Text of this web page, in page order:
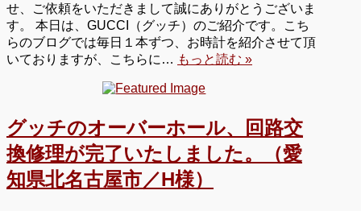
せ、ご依頼をいただきまして誠にありがとうございま
す。 本日は、GUCCI（グッチ）のご紹介です。こち
らのブログでは毎日１本ずつ、お時計を紹介させて頂
いておりますが、こちらに… もっと読む »
グッチのオーバーホール、回路交
換修理が完了いたしました。（愛
知県北名古屋市／H様）